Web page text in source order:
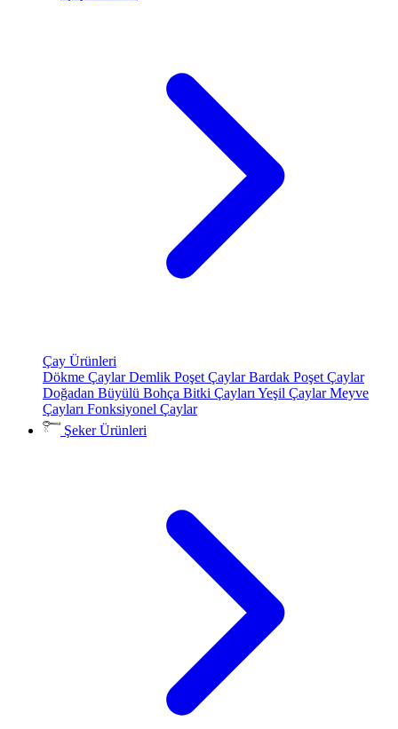
Çay Ürünleri
Dökme ÇaylarDemlik Poşet ÇaylarBardak Poşet Çaylar
Doğadan Büyülü Bohça Bitki Çayları Yeşil ÇaylarMeyve
Çayları Fonksiyonel Çaylar
Şeker Ürünleri